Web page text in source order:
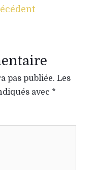
pas publiée. Les
avec *